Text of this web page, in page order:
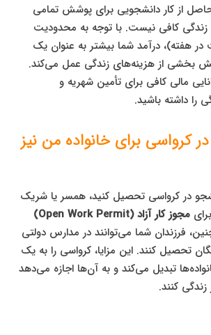
حاصل از کار دانشجویی برای پوشش تمامی
کافی نیست. با توجه به محدودیت
(۲۰ ساعت در هفته)، درآمد شما بیشتر به عنوان یک
بخشی از هزینه‌های زندگی عمل می‌کند.
مالی کافی برای تأمین شهریه و
را داشته باشید.
کرواسی برای خانواده من نیز
در کرواسی تحصیل کنید، همسر یا شریک
مجوز کار آزاد (Open Work Permit)
فرزندان شما می‌توانند در مدارس دولتی
تحصیل کنند. این مزایا، کرواسی را به یک
تبدیل می‌کند و به آن‌ها اجازه می‌دهد
کنند.